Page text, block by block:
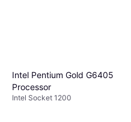
Intel Pentium Gold G6405
Processor
Intel Socket 1200